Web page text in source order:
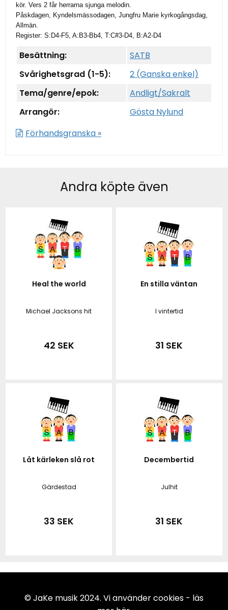
kör. Vers 2 får herrarna sjunga melodin.
Påskdagen, Kyndelsmässodagen, Jungfru Marie kyrkogångsdag,
Allmän.
Register: S:D4-F5, A:B3-Bb4, T:C#3-D4, B:A2-D4
Besättning:
SATB
Svårighetsgrad (1-5):
2 (Ganska enkel)
Tema/genre/epok:
Andligt/Sakralt
Arrangör:
Gösta Nylund
Förhandsgranska »
Andra köpte även
Heal the world
Michael Jacksons hit
42 SEK
En stilla väntan
I vintertid
31 SEK
Låt kärleken slå rot
Gärdestad
33 SEK
Decembertid
Julhit
31 SEK
© JaKe musik 2024. Vi använder cookies - läs